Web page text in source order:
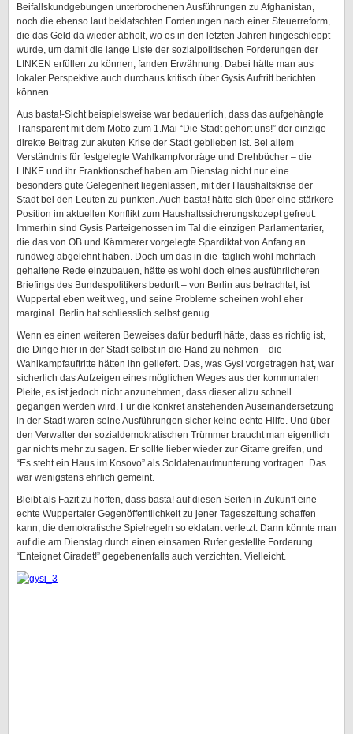
Beifallskundgebungen unterbrochenen Ausführungen zu Afghanistan,
noch die ebenso laut beklatschten Forderungen nach einer Steuerreform,
die das Geld da wieder abholt, wo es in den letzten Jahren hingeschleppt
wurde, um damit die lange Liste der sozialpolitischen Forderungen der
LINKEN erfüllen zu können, fanden Erwähnung. Dabei hätte man aus
lokaler Perspektive auch durchaus kritisch über Gysis Auftritt berichten
können.
Aus basta!-Sicht beispielsweise war bedauerlich, dass das aufgehängte
Transparent mit dem Motto zum 1.Mai “Die Stadt gehört uns!” der einzige
direkte Beitrag zur akuten Krise der Stadt geblieben ist. Bei allem
Verständnis für festgelegte Wahlkampfvorträge und Drehbücher – die
LINKE und ihr Franktionschef haben am Dienstag nicht nur eine
besonders gute Gelegenheit liegenlassen, mit der Haushaltskrise der
Stadt bei den Leuten zu punkten. Auch basta! hätte sich über eine stärkere
Position im aktuellen Konflikt zum Haushaltssicherungskozept gefreut.
Immerhin sind Gysis Parteigenossen im Tal die einzigen Parlamentarier,
die das von OB und Kämmerer vorgelegte Spardiktat von Anfang an
rundweg abgelehnt haben. Doch um das in die täglich wohl mehrfach
gehaltene Rede einzubauen, hätte es wohl doch eines ausführlicheren
Briefings des Bundespolitikers bedurft – von Berlin aus betrachtet, ist
Wuppertal eben weit weg, und seine Probleme scheinen wohl eher
marginal. Berlin hat schliesslich selbst genug.
Wenn es einen weiteren Beweises dafür bedurft hätte, dass es richtig ist,
die Dinge hier in der Stadt selbst in die Hand zu nehmen – die
Wahlkampfauftritte hätten ihn geliefert. Das, was Gysi vorgetragen hat, war
sicherlich das Aufzeigen eines möglichen Weges aus der kommunalen
Pleite, es ist jedoch nicht anzunehmen, dass dieser allzu schnell
gegangen werden wird. Für die konkret anstehenden Auseinandersetzung
in der Stadt waren seine Ausführungen sicher keine echte Hilfe. Und über
den Verwalter der sozialdemokratischen Trümmer braucht man eigentlich
gar nichts mehr zu sagen. Er sollte lieber wieder zur Gitarre greifen, und
“Es steht ein Haus im Kosovo” als Soldatenaufmunterung vortragen. Das
war wenigstens ehrlich gemeint.
Bleibt als Fazit zu hoffen, dass basta! auf diesen Seiten in Zukunft eine
echte Wuppertaler Gegenöffentlichkeit zu jener Tageszeitung schaffen
kann, die demokratische Spielregeln so eklatant verletzt. Dann könnte man
auf die am Dienstag durch einen einsamen Rufer gestellte Forderung
“Enteignet Giradet!” gegebenenfalls auch verzichten. Vielleicht.